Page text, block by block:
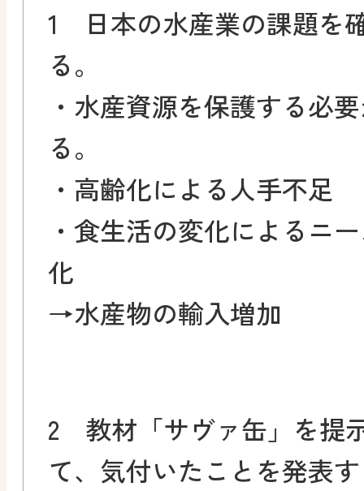
1 日本の水産業の課題を
る。
・水産資源を保護する必
る。
・高齢化による人手不足
・食生活の変化によるニ
化
→水産物の輸入増加
2 教材「サヴァ缶」を提
て、気付いたことを発表